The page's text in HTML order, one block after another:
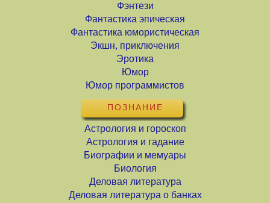
Фэнтези
Фантастика эпическая
Фантастика юмористическая
Экшн, приключения
Эротика
Юмор
Юмор программистов
ПОЗНАНИЕ
Астрология и гороскоп
Астрология и гадание
Биографии и мемуары
Биология
Деловая литература
Деловая литература о банках